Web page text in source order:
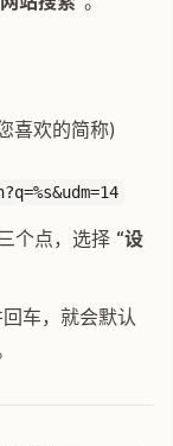
喜欢的简称)
个点，选择 “设
车，就会默认